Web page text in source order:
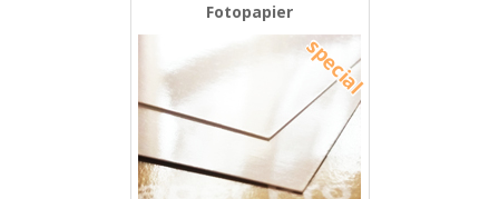
Fotopapier